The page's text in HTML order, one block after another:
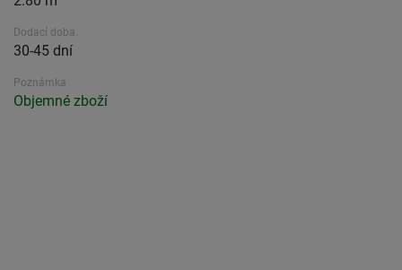
Dodací doba.
30-45 dní
Poznámka
Objemné zboží